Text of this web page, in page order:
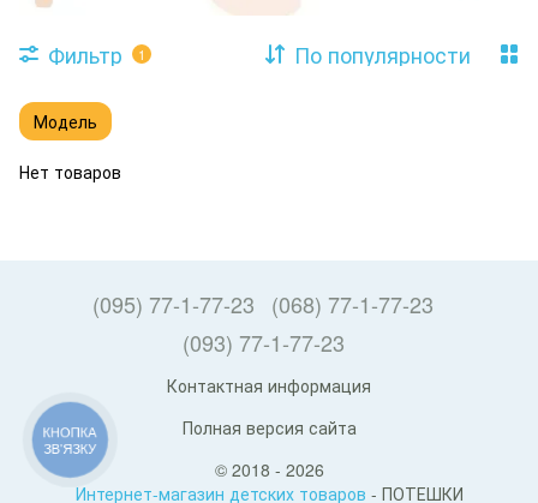
Фильтр 1 По популярности
Модель
Нет товаров
(095) 77-1-77-23
(068) 77-1-77-23
(093) 77-1-77-23
Контактная информация
Полная версия сайта
© 2018 - 2026
Интернет-магазин детских товаров - ПОТЕШКИ
КНОПКА
ЗВ'ЯЗКУ